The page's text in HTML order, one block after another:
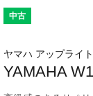
中古
ヤマハ アップライ
YAMAHA